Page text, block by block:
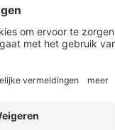
met topprioriteit
batterijproductie in
de zonne-
omdat bedrijven er
plannen